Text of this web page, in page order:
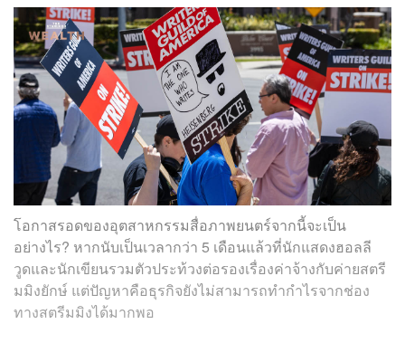
โอกาสรอดของอุตสาหกรรมสื่อภาพยนตร์จากนี้จะเป็น
อย่างไร? หากนับเป็นเวลากว่า 5 เดือนแล้วที่นักแสดงฮอลลี
วูดและนักเขียนรวมตัวประท้วงต่อรองเรื่องค่าจ้างกับค่ายสตรี
มมิงยักษ์ แต่ปัญหาคือธุรกิจยังไม่สามารถทำกำไรจากช่อง
ทางสตรีมมิงได้มากพอ